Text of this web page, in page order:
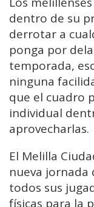
dentro de su
derrotar a
ponga por
temporada,
ninguna
que el cuadro
individual
aprovecharlas.
El Melilla
nueva
todos sus
físicas para la